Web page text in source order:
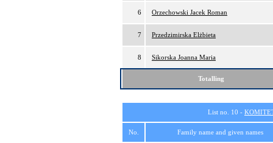
6 Orzechowski Jacek Roman
7 Przedzimirska Elżbieta
8 Sikorska Joanna Maria
Totalling
List no. 10 -
No. Family name and given names